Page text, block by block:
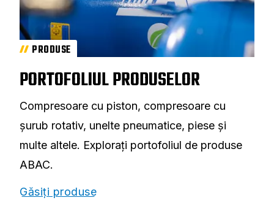
PRODUSE
PORTOFOLIUL PRODUSELOR
Compresoare cu piston, compresoare cu
șurub rotativ, unelte pneumatice, piese și
multe altele. Explorați portofoliul de produse
ABAC.
Găsiți produse